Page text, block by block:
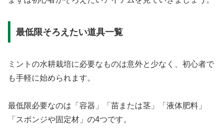
最低限そろえたい道具一覧
ミントの水耕栽培に必要なものは意外と少なく、初心者で
も手軽に始められます。
最低限必要なのは「容器」「苗または茎」「液体肥料」
「スポンジや固定材」の4つです。